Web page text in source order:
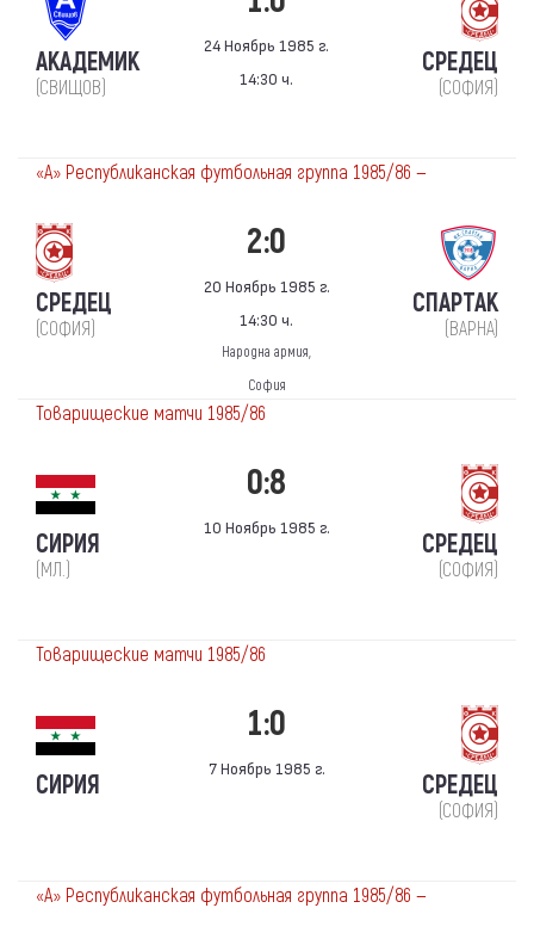
АКАДЕМИК
(СВИЩОВ)
24 Ноябрь 1985 г.
14:30 ч.
СРЕДЕЦ
(СОФИЯ)
«А» Республиканская футбольная группа 1985/86 —
СРЕДЕЦ
(СОФИЯ)
2:0
20 Ноябрь 1985 г.
14:30 ч.
Народна армия,
София
СПАРТАК
(ВАРНА)
Товарищеские матчи 1985/86
СИРИЯ
(МЛ.)
0:8
10 Ноябрь 1985 г.
СРЕДЕЦ
(СОФИЯ)
Товарищеские матчи 1985/86
СИРИЯ
1:0
7 Ноябрь 1985 г.
СРЕДЕЦ
(СОФИЯ)
«А» Республиканская футбольная группа 1985/86 —